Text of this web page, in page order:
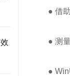
● 借
● 测
●